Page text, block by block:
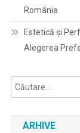
România
Estetică și
Alegerea
ARHIVE